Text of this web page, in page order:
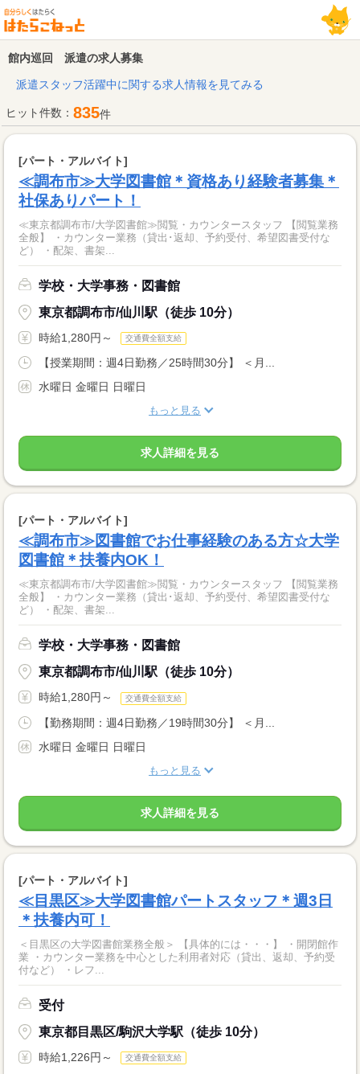
館内巡回 派遣の求人募集
派遣スタッフ活躍中に関する求人情報を見てみる
ヒット件数： 835件
[パート・アルバイト]
≪調布市≫大学図書館＊資格あり経験者募集＊
社保ありパート！
≪東京都調布市/大学図書館≫閲覧・カウンタースタッフ 【閲覧業務
全般】 ・カウンター業務（貸出･返却、予約受付、希望図書受付な
ど） ・配架、書架...
学校・大学事務・図書館
東京都調布市/仙川駅（徒歩 10分）
時給1,280円～ 交通費全額支給
【授業期間：週4日勤務／25時間30分】 ＜月...
水曜日 金曜日 日曜日
もっと見る
求人詳細を見る
[パート・アルバイト]
≪調布市≫図書館でお仕事経験のある方☆大学
図書館＊扶養内OK！
≪東京都調布市/大学図書館≫閲覧・カウンタースタッフ 【閲覧業務
全般】 ・カウンター業務（貸出･返却、予約受付、希望図書受付な
ど） ・配架、書架...
学校・大学事務・図書館
東京都調布市/仙川駅（徒歩 10分）
時給1,280円～ 交通費全額支給
【勤務期間：週4日勤務／19時間30分】 ＜月...
水曜日 金曜日 日曜日
もっと見る
求人詳細を見る
[パート・アルバイト]
≪目黒区≫大学図書館パートスタッフ＊週3日
＊扶養内可！
＜目黒区の大学図書館業務全般＞ 【具体的には・・・】 ・開閉館作
業 ・カウンター業務を中心とした利用者対応（貸出、返却、予約受
付など） ・レフ...
受付
東京都目黒区/駒沢大学駅（徒歩 10分）
時給1,226円～ 交通費全額支給